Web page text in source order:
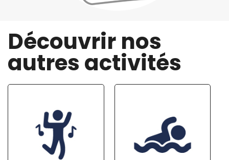
Découvrir nos
autres activités